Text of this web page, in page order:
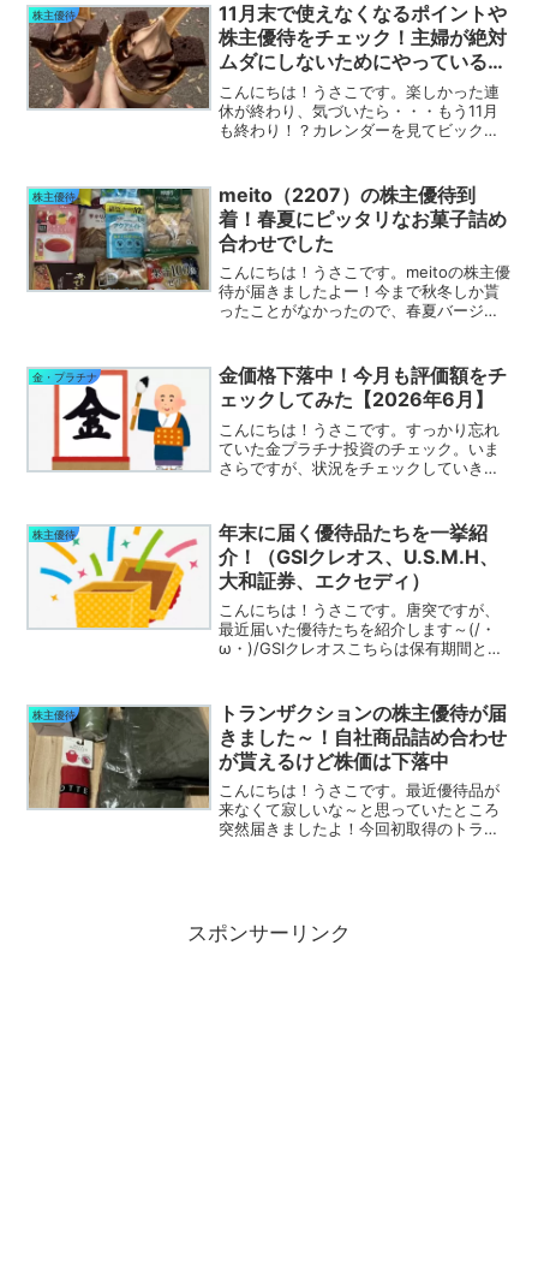
株主優待
11月末で使えなくなるポイントや
株主優待をチェック！主婦が絶対
ムダにしないためにやっているこ
と
こんにちは！うさこです。楽しかった連
休が終わり、気づいたら・・・もう11月
も終わり！？カレンダーを見てビックリ
イントの期限！！早速チェックしましょ
う(/・ω・)...
株主優待
meito（2207）の株主優待到
着！春夏にピッタリなお菓子詰め
合わせでした
こんにちは！うさこです。meitoの株主優
待が届きましたよー！今まで秋冬しか貰
ったことがなかったので、春夏バージョ
嬉しいです(/・ω・)/あとひき豆がどんな
味かすごく楽...
金・プラチナ
金価格下落中！今月も評価額をチ
ェックしてみた【2026年6月】
こんにちは！うさこです。すっかり忘れ
ていた金プラチナ投資のチェック。いま
さらですが、状況をチェックしていきま
す。下落幅が続いています(´;ω;｀)プラチ
ナの価格推移...
株主優待
年末に届く優待品たちを一挙紹
介！（GSIクレオス、U.S.M.H、
大和証券、エクセディ）
こんにちは！うさこです。唐突ですが、
最近届いた優待たちを紹介します～(/・
ω・)/GSIクレオスこちらは保有期間と株
りました！ヾ(*´∀｀*)ﾉ最近QUOカー...
株主優待
トランザクションの株主優待が届
きました～！自社商品詰め合わせ
が貰えるけど株価は下落中
こんにちは！うさこです。最近優待品が
来なくて寂しいな～と思っていたところ
突然届きましたよ！今回初取得のトラン
スポンサーリンク